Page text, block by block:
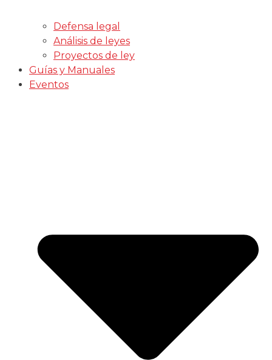
Defensa legal
Análisis de leyes
Proyectos de ley
Guías y Manuales
Eventos